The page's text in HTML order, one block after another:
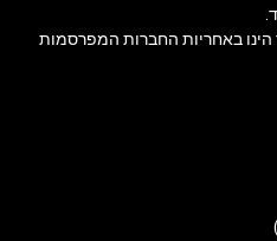
באחריות החברות המפרסמות